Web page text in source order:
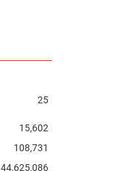
25
15,602
108,731
44,625,086